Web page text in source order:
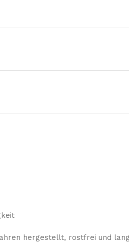
hergestellt, rostfrei und